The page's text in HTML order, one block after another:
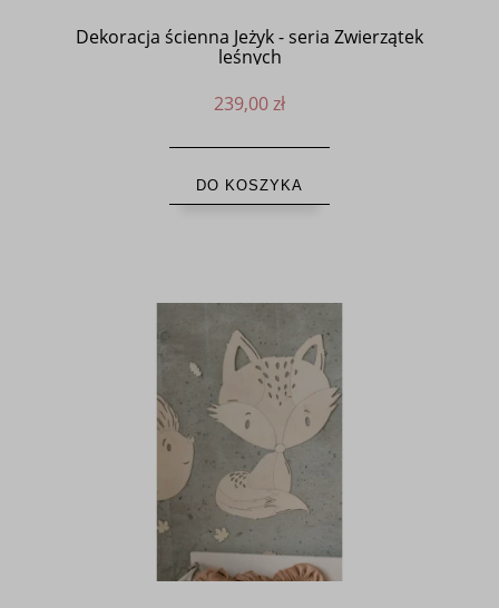
Dekoracja ścienna Jeżyk - seria Zwierzątek
leśnych
239,00 zł
DO KOSZYKA